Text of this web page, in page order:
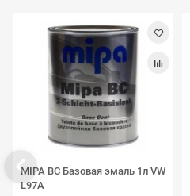
MIPA BC Базовая эмаль 1л VW
L97A